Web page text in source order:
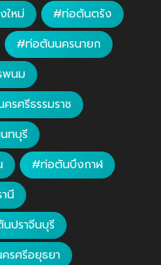
ใหม่
#ท่อตันตรัง
#ท่อตันนครนายก
พนม
รศรีธรรมราช
ทบุรี
#ท่อตันบึงกาฬ
นี
ปราจีนบุรี
รศรีอยุธยา